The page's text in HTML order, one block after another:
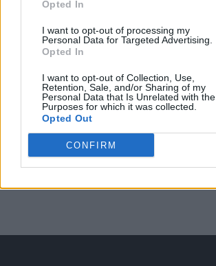
Opted In
I want to opt-out of processing my
Personal Data for Targeted Advertising.
Opted In
I want to opt-out of Collection, Use,
Retention, Sale, and/or Sharing of my
Personal Data that Is Unrelated with the
Purposes for which it was collected.
Opted Out
CONFIRM ad